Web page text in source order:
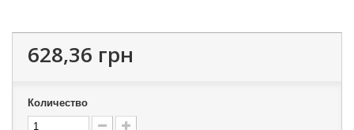
628,36 грн
Количество